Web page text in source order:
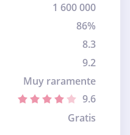
1 600 000
86%
8.3
9.2
Muy raramente
9.6
Gratis